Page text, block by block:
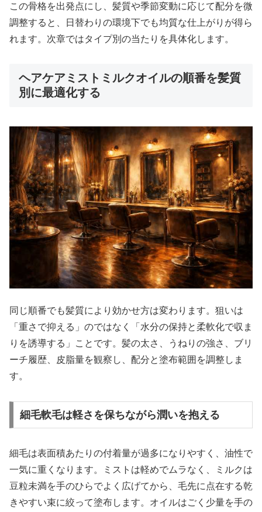
この骨格を出発点にし、髪質や季節変動に応じて配分を微
調整すると、日替わりの環境下でも均質な仕上がりが得ら
れます。次章ではタイプ別の当たりを具体化します。
ヘアケアミストミルクオイルの順番を髪質
別に最適化する
同じ順番でも髪質により効かせ方は変わります。狙いは
「重さで抑える」のではなく「水分の保持と柔軟化で収ま
りを誘導する」ことです。髪の太さ、うねりの強さ、ブリ
ーチ履歴、皮脂量を観察し、配分と塗布範囲を調整しま
す。
細毛軟毛は軽さを保ちながら潤いを抱える
細毛は表面積あたりの付着量が過多になりやすく、油性で
一気に重くなります。ミストは軽めでムラなく、ミルクは
豆粒未満を手のひらでよく広げてから、毛先に点在する乾
きやすい束に絞って塗布します。オイルはごく少量を手の